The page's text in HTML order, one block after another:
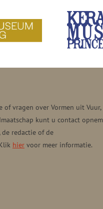
of vragen over Vormen uit Vuur,
kunt u contact
de redactie of de
hier voor meer informatie.